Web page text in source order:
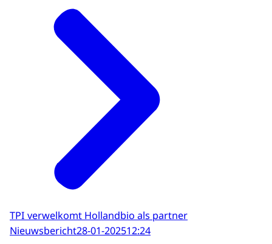
TPI verwelkomt Hollandbio als partner
Nieuwsbericht28-01-202512:24